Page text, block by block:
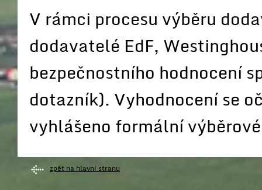
V rámci procesu výběru
dodavatelé EdF,
bezpečnostního hodnocení
dotazník). Vyhodnocení se
vyhlášeno formální
zpět na hlavní stranu